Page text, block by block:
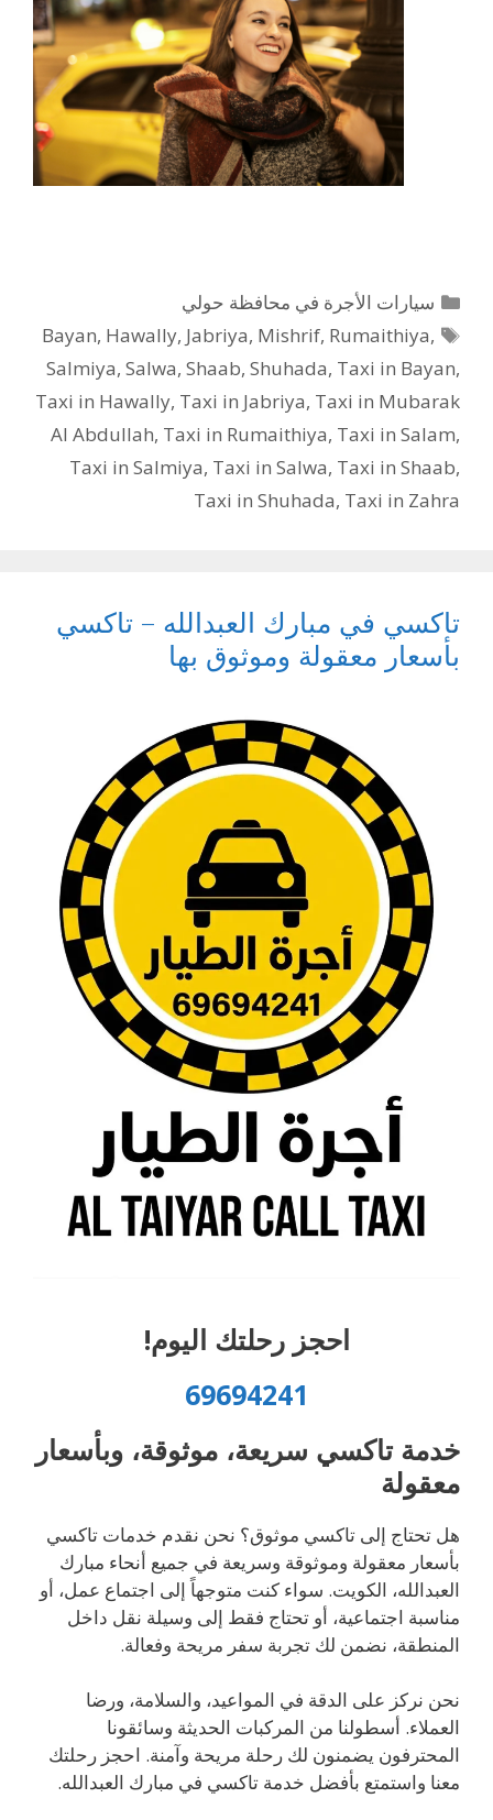
التصنيفات
سيارات الأجرة في محافظة حولي
الوسوم
Bayan, Hawally, Jabriya, Mishrif, Rumaithiya,
Salmiya, Salwa, Shaab, Shuhada, Taxi in Bayan,
Taxi in Hawally, Taxi in Jabriya, Taxi in Mubarak
Al Abdullah, Taxi in Rumaithiya, Taxi in Salam,
Taxi in Salmiya, Taxi in Salwa, Taxi in Shaab,
Taxi in Shuhada, Taxi in Zahra
تاكسي في مبارك العبدالله – تاكسي
بأسعار معقولة وموثوق بها
احجز رحلتك اليوم!
69694241
خدمة تاكسي سريعة، موثوقة، وبأسعار
معقولة
هل تحتاج إلى تاكسي موثوق؟ نحن نقدم خدمات تاكسي
بأسعار معقولة وموثوقة وسريعة في جميع أنحاء مبارك
العبدالله، الكويت. سواء كنت متوجهاً إلى اجتماع عمل، أو
مناسبة اجتماعية، أو تحتاج فقط إلى وسيلة نقل داخل
المنطقة، نضمن لك تجربة سفر مريحة وفعالة.
نحن نركز على الدقة في المواعيد، والسلامة، ورضا
العملاء. أسطولنا من المركبات الحديثة وسائقونا
المحترفون يضمنون لك رحلة مريحة وآمنة. احجز رحلتك
معنا واستمتع بأفضل خدمة تاكسي في مبارك العبدالله.